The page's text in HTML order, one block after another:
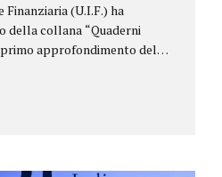
Finanziaria (U.I.F.) ha
della collana “Quaderni
approfondimento del
e della
disciplina internazionale e